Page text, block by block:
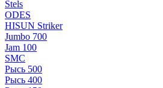
Stels
ОDЕS
HISUN Striker
Jumbo 700
Jam 100
SMC
Рысь 500
Рысь 400